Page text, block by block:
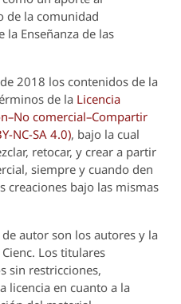
de la comunidad
Enseñanza de las
2018 los contenidos de la
de la Licencia
comercial–Compartir
NC-SA 4.0), bajo la cual
retocar, y crear a partir
siempre y cuando den
creaciones bajo las mismas
autor son los autores y la
Los titulares
sin restricciones,
licencia en cuanto a la